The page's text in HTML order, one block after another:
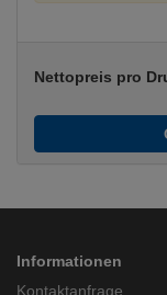
Nettopreis pro
Informationen
Kontaktanfrage